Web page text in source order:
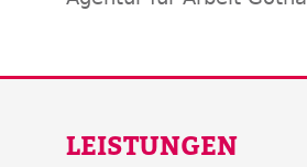
LEISTUNGEN